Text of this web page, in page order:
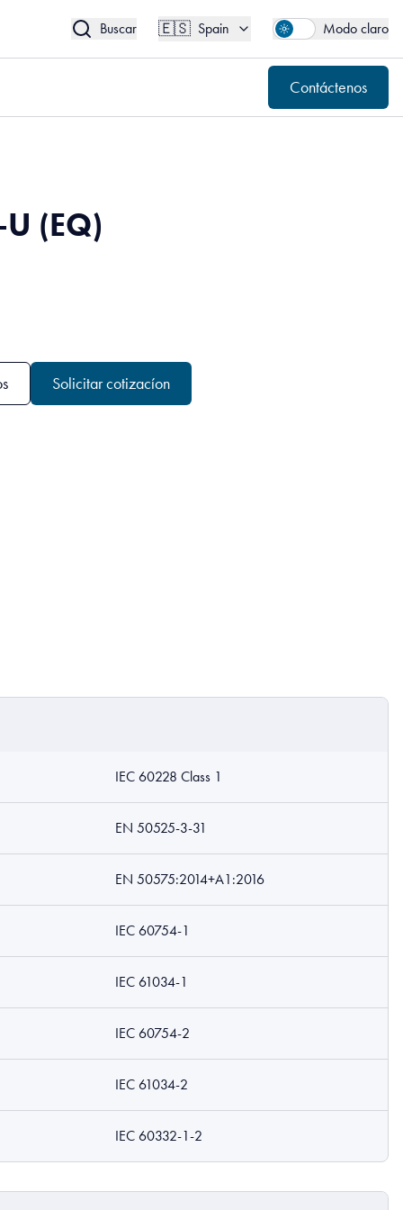
Buscar 🇪🇸 Spain Modo claro
Contáctenos
Spain Contáctenos
(EQ)
Solicitar cotizacíon
IEC 60228 Class 1
EN 50525-3-31
EN 50575:2014+A1:2016
IEC 60754-1
IEC 61034-1
IEC 60754-2
IEC 61034-2
IEC 60332-1-2